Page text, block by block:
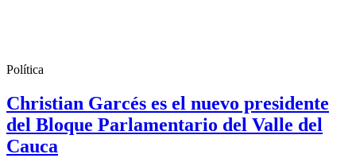
Política
Christian Garcés es el nuevo presidente
del Bloque Parlamentario del Valle del
Cauca